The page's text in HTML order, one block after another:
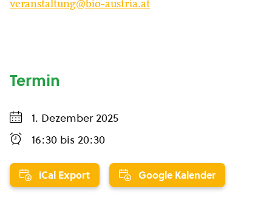
veranstaltung@bio-austria.at
Termin
1. Dezember 2025
16:30 bis 20:30
iCal Export Google Kalender